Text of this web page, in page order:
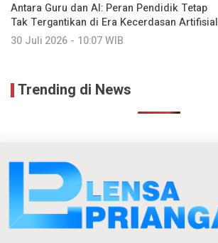
Antara Guru dan AI: Peran Pendidik Tetap
Tak Tergantikan di Era Kecerdasan Artifisial
30 Juli 2026 - 10:07 WIB
Trending di News